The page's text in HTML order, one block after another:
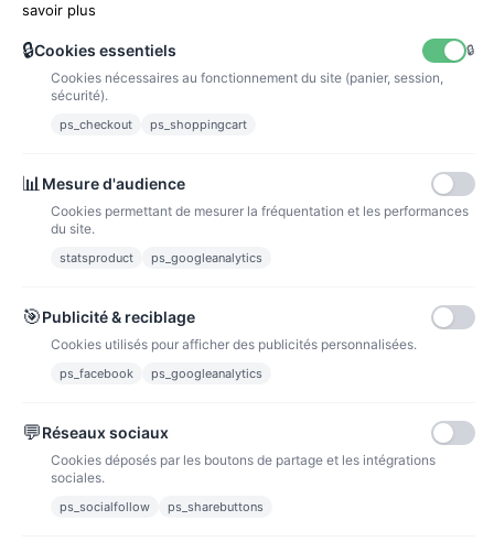
La poste
Paiements sécurisés via paypal et paypal 4 fois sans frais
Fidélité
savoir plus
🔒Cookies essentiels
🔒
Cookies nécessaires au fonctionnement du site (panier, session,
sécurité).
ps_checkout ps_shoppingcart
📊 Mesure d'audience
Cookies permettant de mesurer la fréquentation et les performances
du site.
statsproduct ps_googleanalytics
🎯Publicité & reciblage
Cookies utilisés pour afficher des publicités personnalisées.
ps_facebook ps_googleanalytics
💬Réseaux sociaux
Cookies déposés par les boutons de partage et les intégrations
sociales.
ps_socialfollow ps_sharebuttons